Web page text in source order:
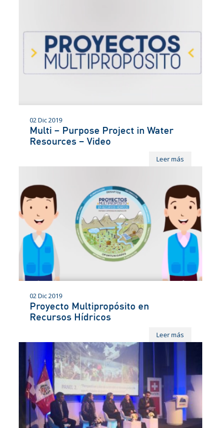
02 Dic 2019
Multi – Purpose Project in Water
Resources – Video
Leer más
02 Dic 2019
Proyecto Multipropósito en
Recursos Hídricos
Leer más